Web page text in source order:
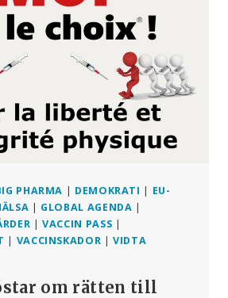
PHARMA | DEMOKRATI | EU-
| GLOBAL AGENDA |
|VACCIN PASS |
| VACCINSKADOR |VIDTA
om rätten till